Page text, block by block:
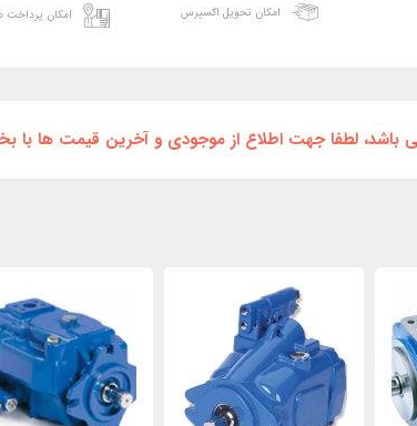
امکان تحویل اکسپرس امکان پرداخت
لطفا جهت اطلاع از موجودی و آخرین قیمت ها با بخش